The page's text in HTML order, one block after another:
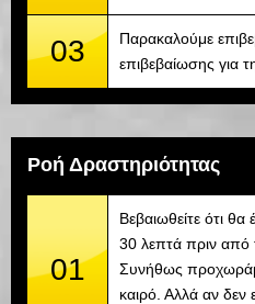
03
Παρακαλούμε
επιβεβαίωσης για
Ροή Δραστηριότητας
01
Βεβαιωθείτε ότι
30 λεπτά πριν από
Συνήθως
καιρό. Αλλά αν δεν